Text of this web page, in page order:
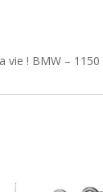
! BMW – 1150